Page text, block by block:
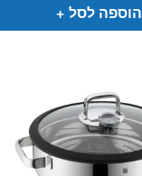
הוספה לסל